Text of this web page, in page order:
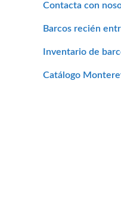
Contacta con
Barcos recién
Inventario de
Catálogo